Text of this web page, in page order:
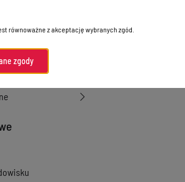
równoważne z akceptację wybranych zgód.
zgody